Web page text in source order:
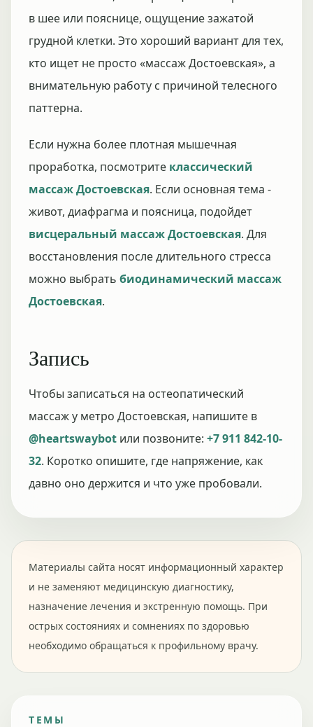
в шее или пояснице, ощущение зажатой
грудной клетки. Это хороший вариант для тех,
кто ищет не просто «массаж Достоевская», а
внимательную работу с причиной телесного
паттерна.
Если нужна более плотная мышечная
проработка, посмотрите классический
массаж Достоевская. Если основная тема -
живот, диафрагма и поясница, подойдет
висцеральный массаж Достоевская. Для
восстановления после длительного стресса
можно выбрать биодинамический массаж
Достоевская.
Запись
Чтобы записаться на остеопатический
массаж у метро Достоевская, напишите в
@heartswaybot или позвоните: +7 911 842-10-
32. Коротко опишите, где напряжение, как
давно оно держится и что уже пробовали.
Материалы сайта носят информационный характер
и не заменяют медицинскую диагностику,
назначение лечения и экстренную помощь. При
острых состояниях и сомнениях по здоровью
необходимо обращаться к профильному врачу.
ТЕМЫ